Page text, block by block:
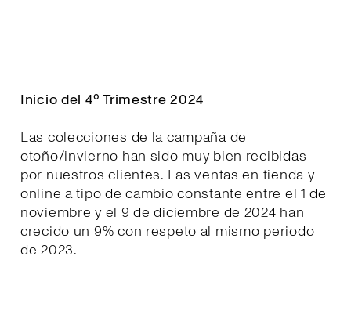
Inicio del 4º Trimestre 2024
Las colecciones de la campaña de
otoño/invierno han sido muy bien recibidas
por nuestros clientes. Las ventas en tienda y
online a tipo de cambio constante entre el 1 de
noviembre y el 9 de diciembre de 2024 han
crecido un 9% con respeto al mismo periodo
de 2023.